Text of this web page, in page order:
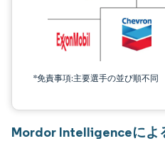
*免責事項:主要選手の並び順不同
Mordor Intelligenceによ